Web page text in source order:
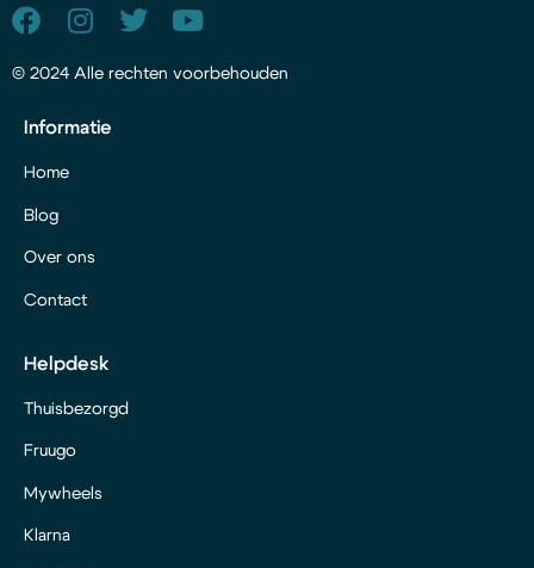
© 2024 Alle rechten voorbehouden
Informatie
Home
Blog
Over ons
Contact
Helpdesk
Thuisbezorgd
Fruugo
Mywheels
Klarna